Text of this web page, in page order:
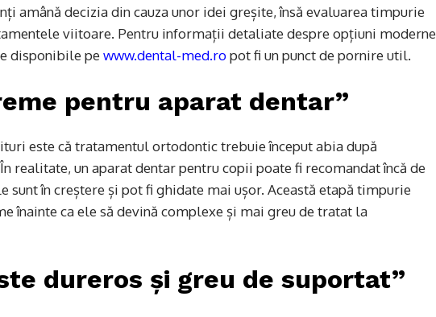
amână decizia din cauza unor idei greșite, însă evaluarea timpurie
viitoare. Pentru informații detaliate despre opțiuni moderne
disponibile pe www.dental-med.ropot fi un punct de pornire util.
pentru aparat dentar”
este că tratamentul ortodontic trebuie început abia după
realitate, un aparat dentar pentru copii poate fi recomandat încă de
sunt în creștere și pot fi ghidate mai ușor. Această etapă timpurie
înainte ca ele să devină complexe și mai greu de tratat la
dureros și greu de suportat”